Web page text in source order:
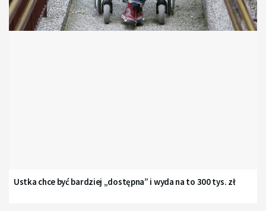
Ustka chce być bardziej „dostępna” i wyda na to 300 tys. zł